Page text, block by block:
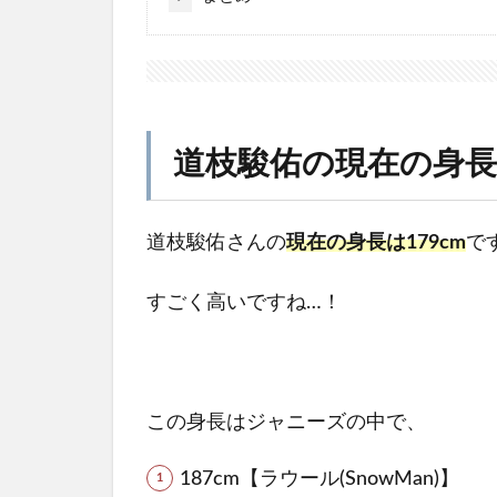
道枝駿佑の現在の身
道枝駿佑さんの現在の身長は179cmで
すごく高いですね…！
この身長はジャニーズの中で、
187cm【ラウール(SnowMan)】